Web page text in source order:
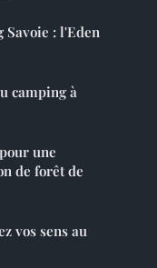
: l'Eden
camping à
une
de forêt de
vos sens au